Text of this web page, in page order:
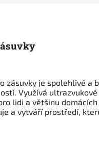
zásuvky je spolehlivé a
Využívá
lidi a většinu
a vytváří prostředí,